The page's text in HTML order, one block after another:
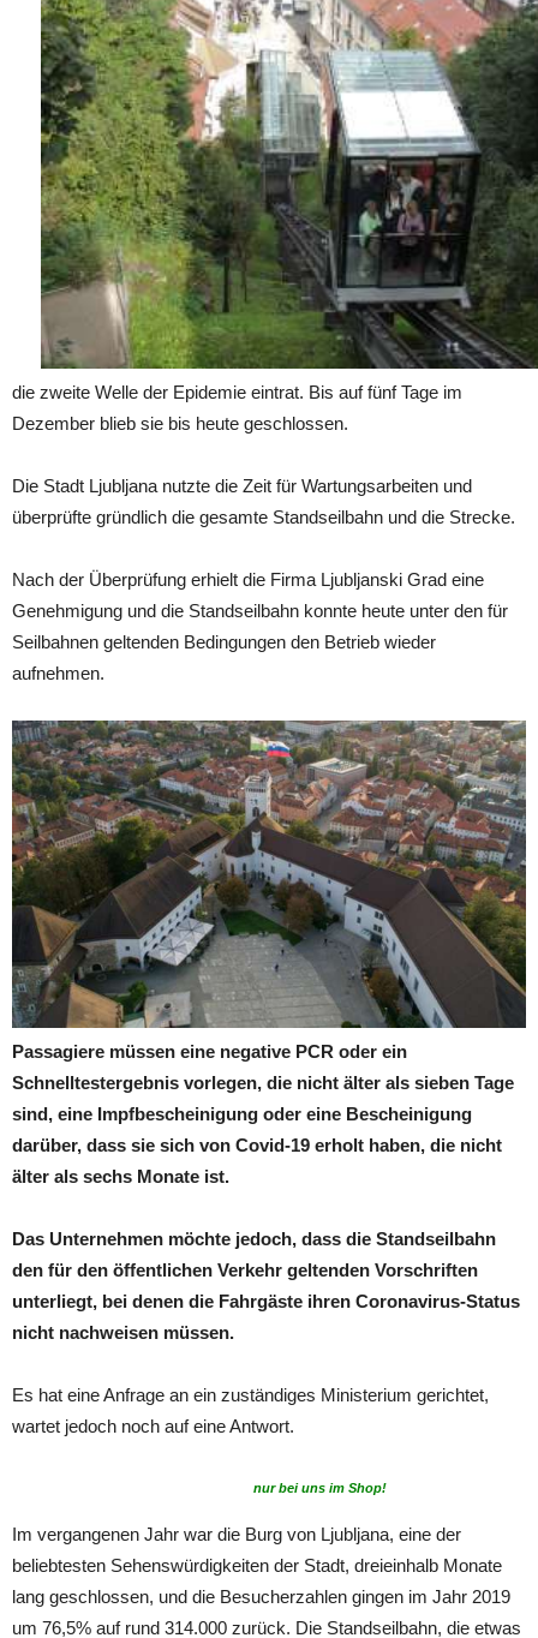
die zweite Welle der Epidemie eintrat. Bis auf fünf Tage im
Dezember blieb sie bis heute geschlossen.
Die Stadt Ljubljana nutzte die Zeit für Wartungsarbeiten und
überprüfte gründlich die gesamte Standseilbahn und die Strecke.
Nach der Überprüfung erhielt die Firma Ljubljanski Grad eine
Genehmigung und die Standseilbahn konnte heute unter den für
Seilbahnen geltenden Bedingungen den Betrieb wieder
aufnehmen.
Passagiere müssen eine negative PCR oder ein
Schnelltestergebnis vorlegen, die nicht älter als sieben Tage
sind, eine Impfbescheinigung oder eine Bescheinigung
darüber, dass sie sich von Covid-19 erholt haben, die nicht
älter als sechs Monate ist.
Das Unternehmen möchte jedoch, dass die Standseilbahn
den für den öffentlichen Verkehr geltenden Vorschriften
unterliegt, bei denen die Fahrgäste ihren Coronavirus-Status
nicht nachweisen müssen.
Es hat eine Anfrage an ein zuständiges Ministerium gerichtet,
wartet jedoch noch auf eine Antwort.
nur bei uns im Shop!
Im vergangenen Jahr war die Burg von Ljubljana, eine der
beliebtesten Sehenswürdigkeiten der Stadt, dreieinhalb Monate
lang geschlossen, und die Besucherzahlen gingen im Jahr 2019
um 76,5% auf rund 314.000 zurück. Die Standseilbahn, die etwas